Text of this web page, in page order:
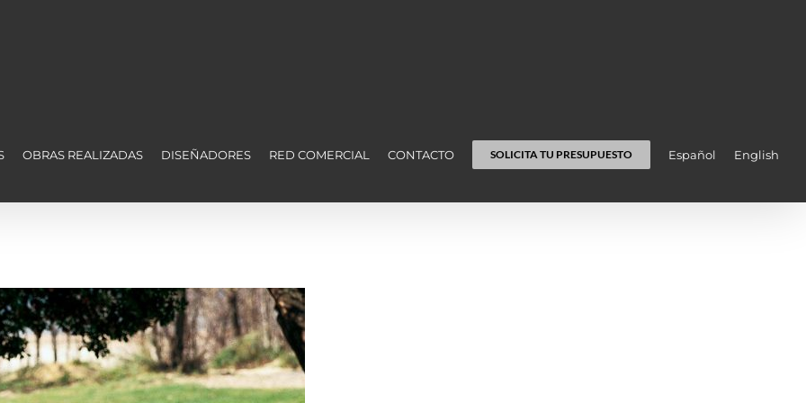
OBRAS REALIZADAS DISEÑADORES RED COMERCIAL CONTACTO SOLICITA TU PRESUPUESTO Español English